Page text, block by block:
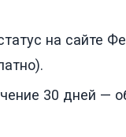
на сайте
30 дней —